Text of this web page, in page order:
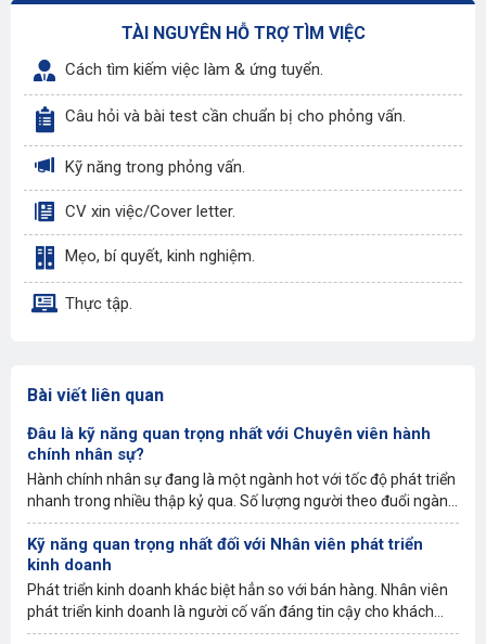
TÀI NGUYÊN HỖ TRỢ TÌM VIỆC
Cách tìm kiếm việc làm & ứng tuyển.
Câu hỏi và bài test cần chuẩn bị cho phỏng vấn.
Kỹ năng trong phỏng vấn.
CV xin việc/Cover letter.
Mẹo, bí quyết, kinh nghiệm.
Thực tập.
Bài viết liên quan
Đâu là kỹ năng quan trọng nhất với Chuyên viên hành
chính nhân sự?
Hành chính nhân sự đang là một ngành hot với tốc độ phát triển
nhanh trong nhiều thập kỷ qua. Số lượng người theo đuổi ngành
nghề này cũng tăng cao đáng kể. Tuy nhiên liệu bạn đã thật sự
hiểu rõ về ngành nghề này? Bạn đã đáp ứng được những kỹ
năng cần thiết để trở thành chuyên viên hành chính nhân sự
chưa?
Kỹ năng quan trọng nhất đối với Nhân viên phát triển
kinh doanh
Phát triển kinh doanh khác biệt hẳn so với bán hàng. Nhân viên
phát triển kinh doanh là người cố vấn đáng tin cậy cho khách
hàng và đây cũng là chìa khóa cho mối quan hệ lâu dài, chiến